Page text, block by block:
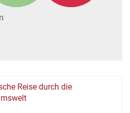
Reise durch die